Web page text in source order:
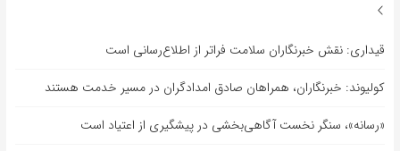
قیداری: نقش خبرنگاران سلامت فراتر از اطلاع‌رسانی است
کولیوند: خبرنگاران، همراهان صادق امدادگران در مسیر خدمت هستند
«رسانه»، سنگر نخست آگاهی‌بخشی در پیشگیری از اعتیاد است